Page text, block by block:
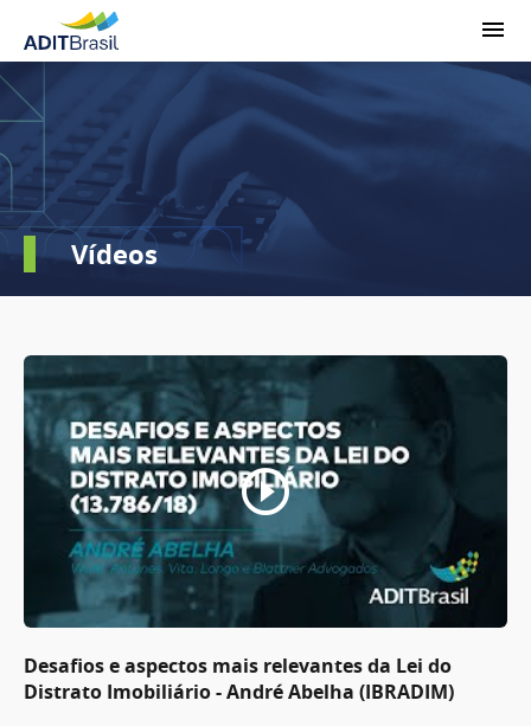
Vídeos
Desafios e aspectos mais relevantes da Lei do
Distrato Imobiliário - André Abelha (IBRADIM)